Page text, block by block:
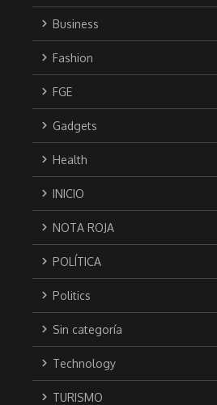
Business
Fashion
FGE
Gadgets
Health
INICIO
NOTA ROJA
POLÍTICA
Politics
Sin categoría
Technology
TURISMO